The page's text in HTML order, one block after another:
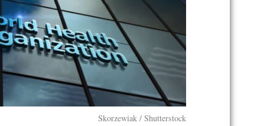
Skorzewiak / Shutterstock